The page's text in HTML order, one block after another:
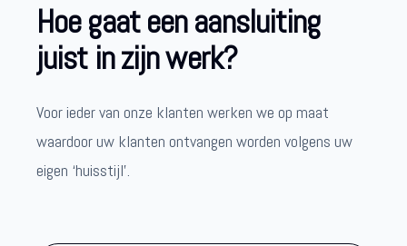
Hoe gaat een aansluiting
juist in zijn werk?
Voor ieder van onze klanten werken we op maat
waardoor uw klanten ontvangen worden volgens uw
eigen ‘huisstijl’.